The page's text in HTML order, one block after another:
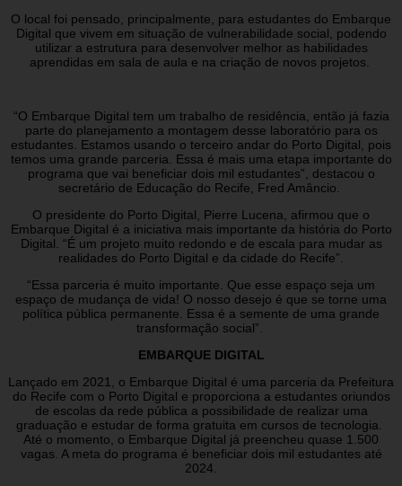
O local foi pensado, principalmente, para estudantes do Embarque
Digital que vivem em situação de vulnerabilidade social, podendo
utilizar a estrutura para desenvolver melhor as habilidades
aprendidas em sala de aula e na criação de novos projetos.
“O Embarque Digital tem um trabalho de residência, então já fazia
parte do planejamento a montagem desse laboratório para os
estudantes. Estamos usando o terceiro andar do Porto Digital, pois
temos uma grande parceria. Essa é mais uma etapa importante do
programa que vai beneficiar dois mil estudantes”, destacou o
secretário de Educação do Recife, Fred Amâncio.
O presidente do Porto Digital, Pierre Lucena, afirmou que o
Embarque Digital é a iniciativa mais importante da história do Porto
Digital. “É um projeto muito redondo e de escala para mudar as
realidades do Porto Digital e da cidade do Recife”.
“Essa parceria é muito importante. Que esse espaço seja um
espaço de mudança de vida! O nosso desejo é que se torne uma
política pública permanente. Essa é a semente de uma grande
transformação social”.
EMBARQUE DIGITAL
Lançado em 2021, o Embarque Digital é uma parceria da Prefeitura
do Recife com o Porto Digital e proporciona a estudantes oriundos
de escolas da rede pública a possibilidade de realizar uma
graduação e estudar de forma gratuita em cursos de tecnologia.
Até o momento, o Embarque Digital já preencheu quase 1.500
vagas. A meta do programa é beneficiar dois mil estudantes até
2024.